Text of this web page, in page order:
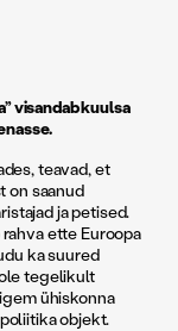
visandab kuulsa
teavad, et
on saanud
ja petised.
ette Euroopa
ka suured
tegelikult
ühiskonna
objekt.